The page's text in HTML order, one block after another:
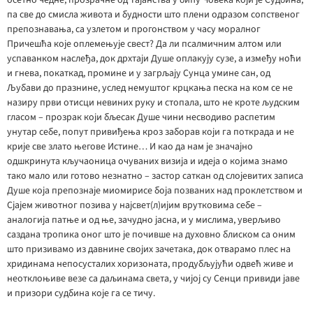
па све до смисла живота и будности што плени одразом сопственог
препознавања, са узлетом и прогонством у часу моралног
Причешћа које оплемењује свест? Да ли псалмичним алтом или
успаванком наслеђа, док дрхтаји Душе оплакују сузе, а између ноћи
и гнева, покаткад, промине и у загрљају Сунца умине сан, од
Љубави до празнине, услед немуштог крцкања песка на ком се не
назиру први отисци невиних руку и стопала, што не кроте људским
гласом – прозрак који бљесак Душе чини несводиво распетим
унутар себе, попут привиђења кроз заборав који га поткрада и не
крије све злато његове Истине… И као да нам је значајно
одшкринута кључаоница очуваних визија и идеја о којима знамо
тако мало или готово незнатно – застор саткан од слојевитих записа
Душе која препознаје миомирисе боја позваних над проклетством и
Сјајем животног позива у најсвет(л)ијим врутковима себе –
аналогија патње и од ње, зачудно јасна, и у мислима, уверљиво
саздана тропика оног што је почивше на духовно блиском са оним
што призивамо из давнине својих зачетака, док отварамо плес на
хридинама непосусталих хоризоната, продубљујући одвећ живе и
неотклоњиве везе са даљинама света, у чијој су Сенци привиди јаве
и призори судбина које га се тичу.